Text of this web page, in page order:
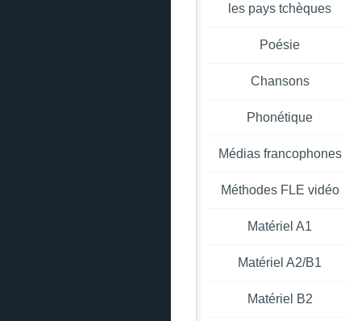
les pays tchèques
Poésie
Chansons
Phonétique
Médias francophones
Méthodes FLE vidéo
Matériel A1
Matériel A2/B1
Matériel B2